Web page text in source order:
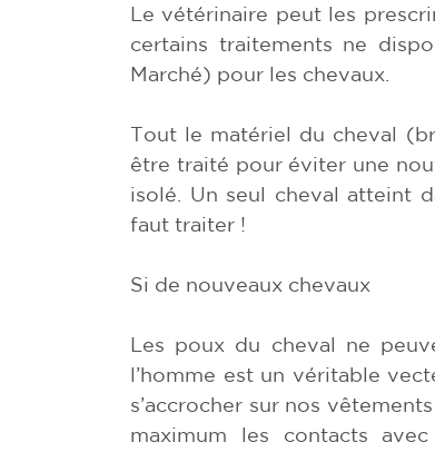
Le vétérinaire peut les
certains traitements ne
Marché) pour les chevaux.
Tout le matériel du cheval
être traité pour éviter une
isolé. Un seul cheval atteint
faut traiter !
Si de nouveaux chevaux
Les poux du cheval ne
l’homme est un véritable
s’accrocher sur nos
maximum les contacts